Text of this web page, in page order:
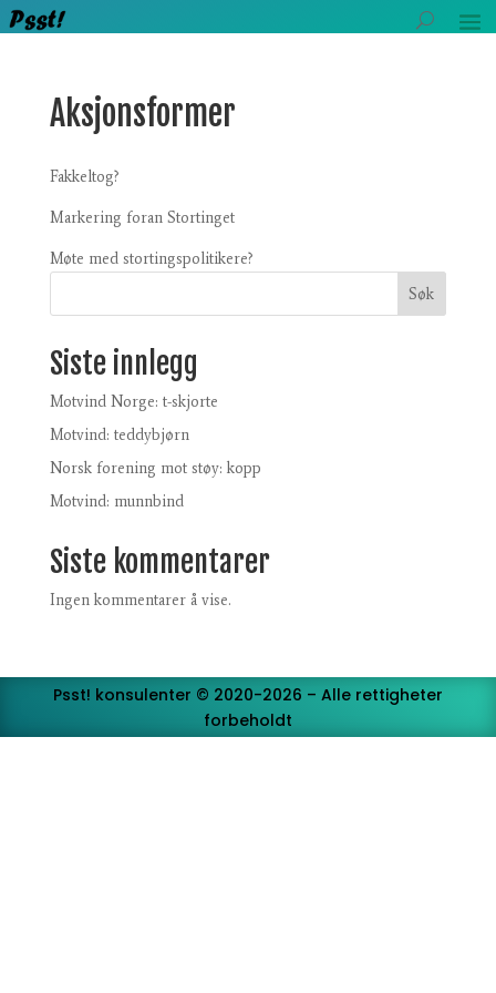
Aksjonsformer
Fakkeltog?
Markering foran Stortinget
Møte med stortingspolitikere?
Søk
Siste innlegg
Motvind Norge: t-skjorte
Motvind: teddybjørn
Norsk forening mot støy: kopp
Motvind: munnbind
Siste kommentarer
Ingen kommentarer å vise.
Psst! konsulenter © 2020-2026 – Alle rettigheter
forbeholdt